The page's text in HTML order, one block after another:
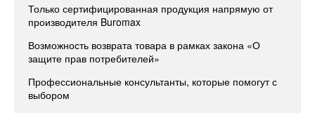
Только сертифицированная продукция напрямую от
производителя Buromax
Возможность возврата товара в рамках закона «О
защите прав потребителей»
Профессиональные консультанты, которые помогут с
выбором